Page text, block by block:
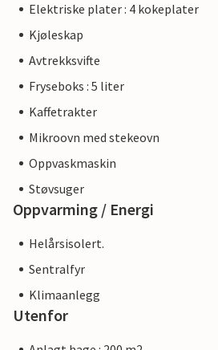
Elektriske plater : 4 kokeplater
Kjøleskap
Avtrekksvifte
Fryseboks : 5 liter
Kaffetrakter
Mikroovn med stekeovn
Oppvaskmaskin
Støvsuger
Oppvarming / Energi
Helårsisolert.
Sentralfyr
Klimaanlegg
Utenfor